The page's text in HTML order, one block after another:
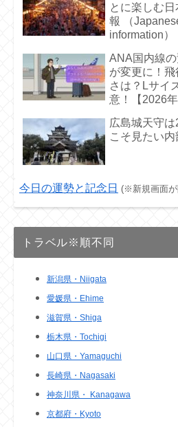
とに楽しむ
報 （
information）
ANA国内線
が変更に！
さは？Lサイ
意！【2026
広島城天守
こそ見たい
今日の運勢と記念日 (※新規画面が
トラベル※順不同
新潟県・Niigata
愛媛県・Ehime
滋賀県・Shiga
栃木県・Tochigi
山口県・Yamaguchi
長崎県・Nagasaki
神奈川県・ Kanagawa
京都府・Kyoto